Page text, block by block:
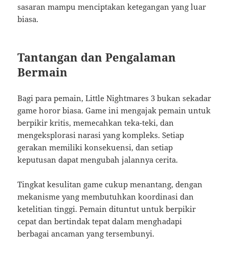
sasaran mampu menciptakan ketegangan yang luar
biasa.
Tantangan dan Pengalaman
Bermain
Bagi para pemain, Little Nightmares 3 bukan sekadar
game horor biasa. Game ini mengajak pemain untuk
berpikir kritis, memecahkan teka-teki, dan
mengeksplorasi narasi yang kompleks. Setiap
gerakan memiliki konsekuensi, dan setiap
keputusan dapat mengubah jalannya cerita.
Tingkat kesulitan game cukup menantang, dengan
mekanisme yang membutuhkan koordinasi dan
ketelitian tinggi. Pemain dituntut untuk berpikir
cepat dan bertindak tepat dalam menghadapi
berbagai ancaman yang tersembunyi.